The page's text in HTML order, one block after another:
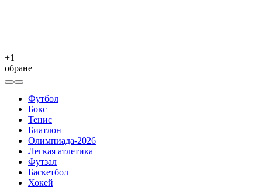
+1
обране
Футбол
Бокс
Тенис
Биатлон
Олимпиада-2026
Легкая атлетика
Футзал
Баскетбол
Хокей